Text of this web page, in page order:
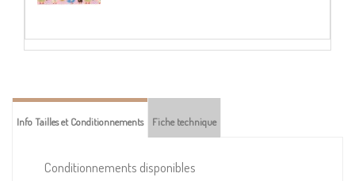
Info Tailles et Conditionnements Fiche technique
Conditionnements disponibles